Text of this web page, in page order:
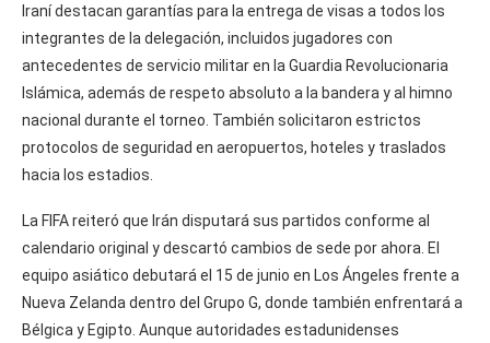
Iraní destacan garantías para la entrega de visas a todos los
integrantes de la delegación, incluidos jugadores con
antecedentes de servicio militar en la Guardia Revolucionaria
Islámica, además de respeto absoluto a la bandera y al himno
nacional durante el torneo. También solicitaron estrictos
protocolos de seguridad en aeropuertos, hoteles y traslados
hacia los estadios.
La FIFA reiteró que Irán disputará sus partidos conforme al
calendario original y descartó cambios de sede por ahora. El
equipo asiático debutará el 15 de junio en Los Ángeles frente a
Nueva Zelanda dentro del Grupo G, donde también enfrentará a
Bélgica y Egipto. Aunque autoridades estadunidenses